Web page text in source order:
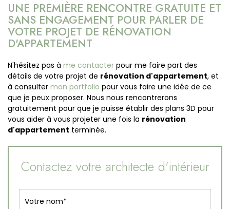
UNE PREMIÈRE RENCONTRE GRATUITE ET
SANS ENGAGEMENT POUR PARLER DE
VOTRE PROJET DE RÉNOVATION
D'APPARTEMENT
N'hésitez pas à me contacter pour me faire part des
détails de votre projet de rénovation d'appartement, et
à consulter mon portfolio pour vous faire une idée de ce
que je peux proposer. Nous nous rencontrerons
gratuitement pour que je puisse établir des plans 3D pour
vous aider à vous projeter une fois la rénovation
d'appartement terminée.
Contactez votre architecte d'intérieur